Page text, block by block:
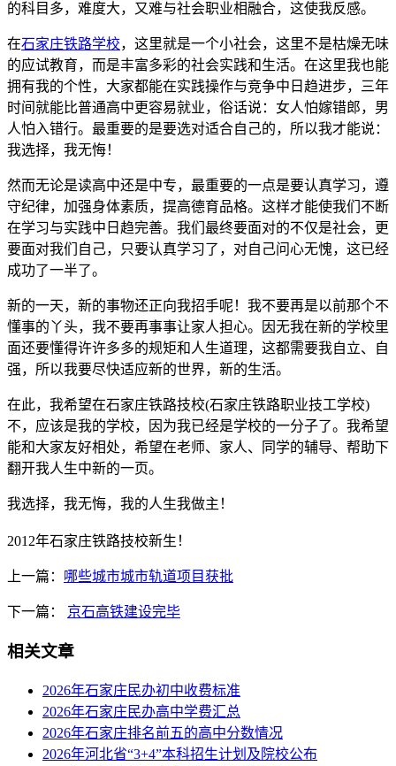
的科目多，难度大，又难与社会职业相融合，这使我反感。
在石家庄铁路学校，这里就是一个小社会，这里不是枯燥无味
的应试教育，而是丰富多彩的社会实践和生活。在这里我也能
拥有我的个性，大家都能在实践操作与竞争中日趋进步，三年
时间就能比普通高中更容易就业，俗话说：女人怕嫁错郎，男
人怕入错行。最重要的是要选对适合自己的，所以我才能说：
我选择，我无悔！
然而无论是读高中还是中专，最重要的一点是要认真学习，遵
守纪律，加强身体素质，提高德育品格。这样才能使我们不断
在学习与实践中日趋完善。我们最终要面对的不仅是社会，更
要面对我们自己，只要认真学习了，对自己问心无愧，这已经
成功了一半了。
新的一天，新的事物还正向我招手呢！我不要再是以前那个不
懂事的丫头，我不要再事事让家人担心。因无我在新的学校里
面还要懂得许许多多的规矩和人生道理，这都需要我自立、自
强，所以我要尽快适应新的世界，新的生活。
在此，我希望在石家庄铁路技校(石家庄铁路职业技工学校)
不，应该是我的学校，因为我已经是学校的一分子了。我希望
能和大家友好相处，希望在老师、家人、同学的辅导、帮助下
翻开我人生中新的一页。
我选择，我无悔，我的人生我做主！
2012年石家庄铁路技校新生！
上一篇： 哪些城市城市轨道项目获批
下一篇： 京石高铁建设完毕
相关文章
2026年石家庄民办初中收费标准
2026年石家庄民办高中学费汇总
2026年石家庄排名前五的高中分数情况
2026年河北省“3+4”本科招生计划及院校公布